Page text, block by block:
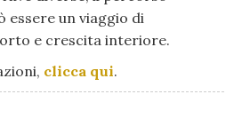
essere un viaggio di
e crescita interiore.
clicca qui.